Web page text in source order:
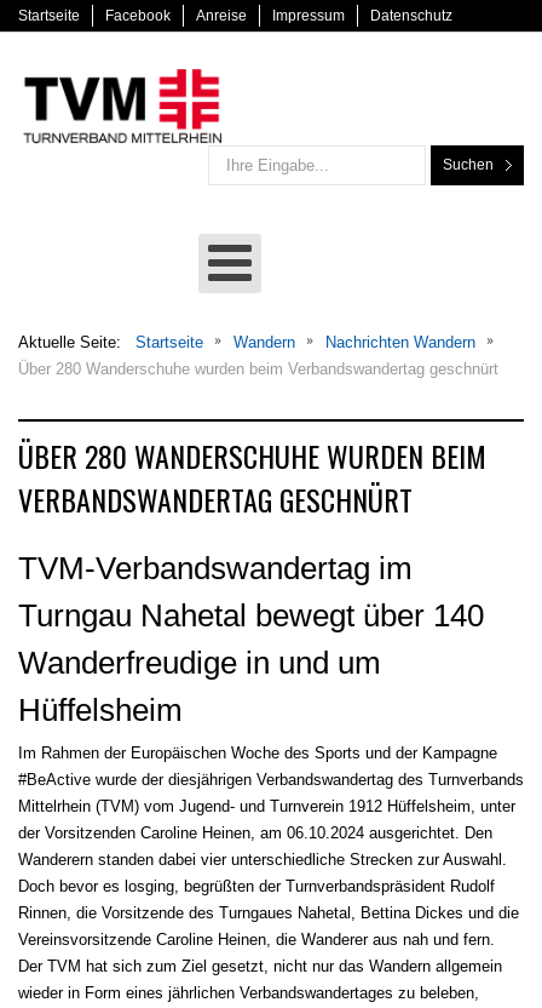
Startseite Facebook Anreise Impressum Datenschutz
Suchen
Aktuelle Seite: Startseite Wandern
Nachrichten Wandern
Über 280 Wanderschuhe wurden beim Verbandswandertag geschnürt
ÜBER 280 WANDERSCHUHE WURDEN BEIM
VERBANDSWANDERTAG GESCHNÜRT
TVM-Verbandswandertag im
Turngau Nahetal bewegt über 140
Wanderfreudige in und um
Hüffelsheim
Im Rahmen der Europäischen Woche des Sports und der Kampagne
#BeActive wurde der diesjährigen Verbandswandertag des Turnverbands
Mittelrhein (TVM) vom Jugend- und Turnverein 1912 Hüffelsheim, unter
der Vorsitzenden Caroline Heinen, am 06.10.2024 ausgerichtet. Den
Wanderern standen dabei vier unterschiedliche Strecken zur Auswahl.
Doch bevor es losging, begrüßten der Turnverbandspräsident Rudolf
Rinnen, die Vorsitzende des Turngaues Nahetal, Bettina Dickes und die
Vereinsvorsitzende Caroline Heinen, die Wanderer aus nah und fern.
Der TVM hat sich zum Ziel gesetzt, nicht nur das Wandern allgemein
wieder in Form eines jährlichen Verbandswandertages zu beleben,